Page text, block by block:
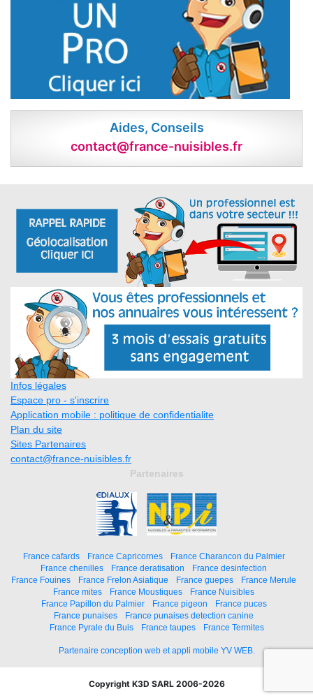
Aides, Conseils
contact@france-nuisibles.fr
Infos légales
Espace pro - s'inscrire
Application mobile : politique de confidentialite
Plan du site
Sites Partenaires
contact@france-nuisibles.fr
Partenaires
France cafards France Capricornes
France Charancon du Palmier
France chenilles
France deratisation
France desinfection
France Fouines
France Frelon Asiatique France guepes
France Merule
France mites
France Moustiques
France Nuisibles
France Papillon du Palmier
France pigeon
France puces
France punaises
France punaises detection canine
France Pyrale du Buis
France taupes France Termites
Partenaire conception web et appli mobile YV WEB.
Copyright K3D SARL 2006-2026